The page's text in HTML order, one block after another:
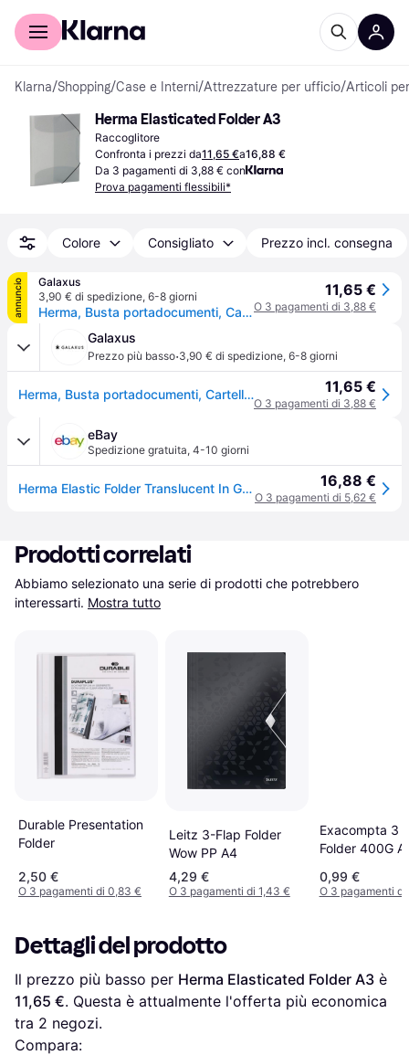
Per il tuo shopping
Klarna/Shopping/Case e Interni/Attrezzature per ufficio/Articoli
Herma Elasticated Folder A3
Raccoglitore
Confronta i prezzi da11,65 €a16,88 €
Da 3 pagamenti di 3,88 € con
Prova pagamenti flessibili*
Colore Consigliato Prezzo incl. consegna
annuncio
Galaxus
3,90 € di spedizione, 6-8 giorni
Herma, Busta portadocumenti, Cartella traslucida A3 (A3, 1x)
11,65 €
O 3 pagamenti di 3,88 €
Galaxus
Prezzo più basso·3,90 € di spedizione, 6-8 giorni
Herma, Busta portadocumenti, Cartella traslucida A3 (A3, 1x) 11,65 €
O 3 pagamenti di 3,88 €
eBay
Spedizione gratuita, 4-10 giorni
Herma Elastic Folder Translucent In Grey, A3, Sturdy Plastic, With 3 Inner Flaps 16,88 €
O 3 pagamenti di 5,62 €
Prodotti correlati
Abbiamo selezionato una serie di prodotti che potrebbero
interessarti. Mostra tutto
Durable Presentation
Folder
2,50 €
O 3 pagamenti di 0,83 €
Leitz 3-Flap Folder
Wow PP A4
4,29 €
O 3 pagamenti di 1,43 €
Exacompta 3
Folder 400G
0,99 €
O 3 pagamenti
Dettagli del prodotto
Il prezzo più basso per Herma Elasticated Folder A3
11,65 €. Questa è attualmente l'offerta più economica
tra 2 negozi.
Compara: